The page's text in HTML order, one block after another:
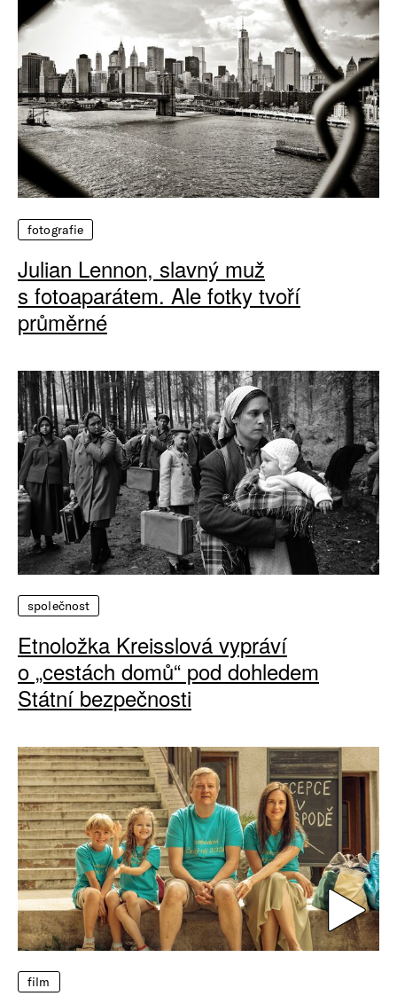
fotografie
Julian Lennon, slavný muž
s fotoaparátem. Ale fotky tvoří
průměrné
společnost
Etnoložka Kreisslová vypráví
o „cestách domů“ pod dohledem
Státní bezpečnosti
film